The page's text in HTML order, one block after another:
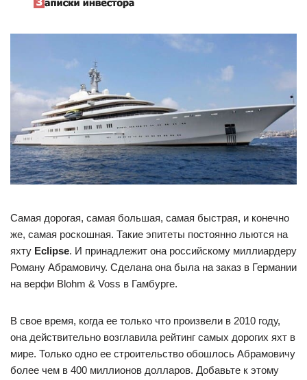
Самая дорогая, самая большая, самая быстрая, и конечно
же, самая роскошная. Такие эпитеты постоянно льются на
яхту Eclipse. И принадлежит она российскому миллиардеру
Роману Абрамовичу. Сделана она была на заказ в Германии
на верфи Blohm & Voss в Гамбурге.
В свое время, когда ее только что произвели в 2010 году,
она действительно возглавила рейтинг самых дорогих яхт в
мире. Только одно ее строительство обошлось Абрамовичу
более чем в 400 миллионов долларов. Добавьте к этому